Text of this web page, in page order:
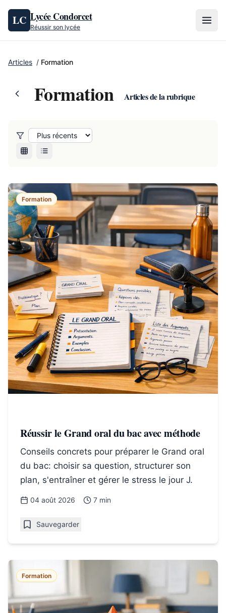
Aller au contenu
LC Lycée Condorcet
Réussir son lycée
Articles / Formation
Formation Articles de la rubrique
Formation
Réussir le Grand oral du bac avec méthode
Conseils concrets pour préparer le Grand oral
du bac: choisir sa question, structurer son
plan, s'entraîner et gérer le stress le jour J.
04 août 2026 7 min
Sauvegarder
Formation